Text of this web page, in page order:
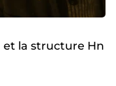
et la structure Hn